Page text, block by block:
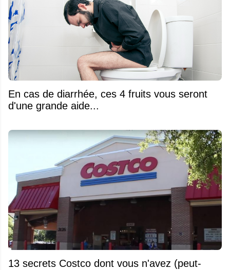
En cas de diarrhée, ces 4 fruits vous seront
d'une grande aide...
13 secrets Costco dont vous n'avez (peut-